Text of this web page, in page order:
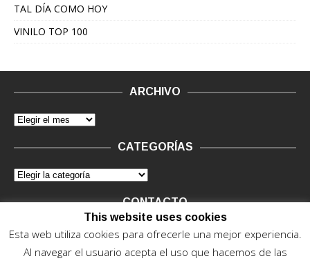
TAL DÍA COMO HOY
VINILO TOP 100
ARCHIVO
CATEGORÍAS
CONTACTO
Vinilo Negro.Consultas de anunciantes y Legal, en vinilo at
This website uses cookies
Esta web utiliza cookies para ofrecerle una mejor experiencia.
Al navegar el usuario acepta el uso que hacemos de las